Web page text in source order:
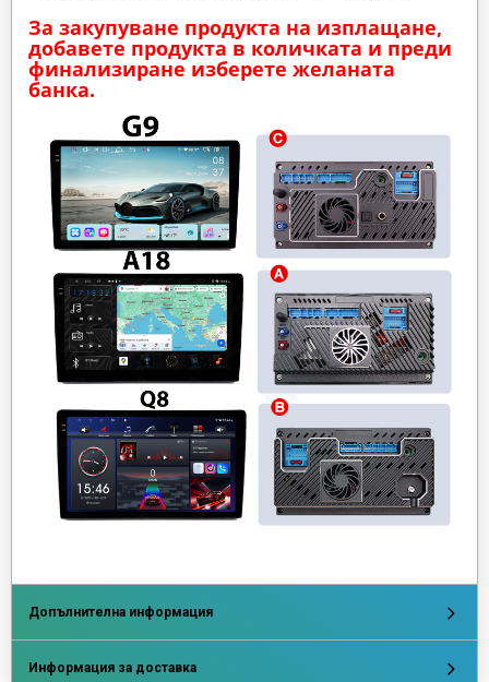
За закупуване продукта на изплащане,
добавете продукта в количката и преди
финализиране изберете желаната
банка.
Допълнителна информация
Информация за доставка